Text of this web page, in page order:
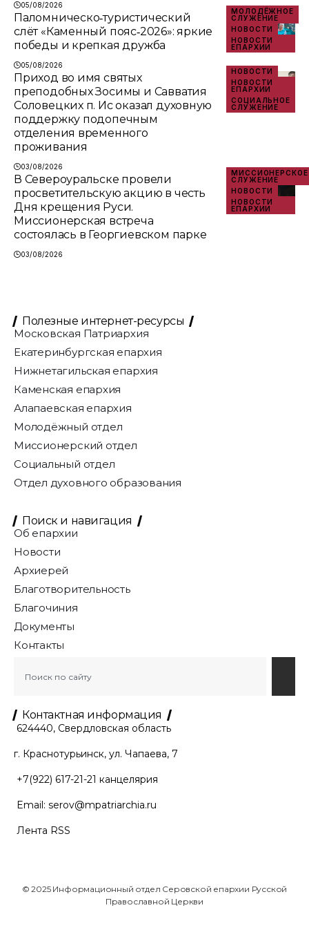
05/08/2026
МОЛОДЁЖНОЕ
СЛУЖЕНИЕ
НОВОСТИ
НОВОСТИ
ЕПАРХИИ
Паломническо‑туристический
слёт «Каменный пояс‑2026»: яркие
победы и крепкая дружба
05/08/2026
НОВОСТИ
НОВОСТИ
ЕПАРХИИ
СОЦИАЛЬНОЕ
СЛУЖЕНИЕ
Приход во имя святых
преподобных Зосимы и Савватия
Соловецких п. Ис оказал духовную
поддержку подопечным
отделения временного
проживания
03/08/2026
МИССИОНЕРСКОЕ
СЛУЖЕНИЕ
НОВОСТИ
НОВОСТИ
ЕПАРХИИ
В Североуральске провели
просветительскую акцию в честь
Дня крещения Руси.
Миссионерская встреча
состоялась в Георгиевском парке
03/08/2026
Полезные интернет-ресурсы
Московская Патриархия
Екатеринбургская епархия
Нижнетагильская епархия
Каменская епархия
Алапаевская епархия
Молодёжный отдел
Миссионерский отдел
Социальный отдел
Отдел духовного образования
Поиск и навигация
Об епархии
Новости
Архиерей
Благотворительность
Благочиния
Документы
Контакты
Контактная информация
624440, Свердловская область
г. Краснотурьинск, ул. Чапаева, 7
+7(922) 617-21-21 канцелярия
Email: serov@mpatriarchia.ru
Лента RSS
© 2025 Информационный отдел Серовской епархии Русской
Православной Церкви